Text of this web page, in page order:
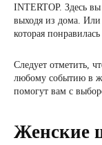
INTERTOP. Здесь
выходя из дома.
которая
Следует отметить,
любому событию в
помогут вам с
Женские